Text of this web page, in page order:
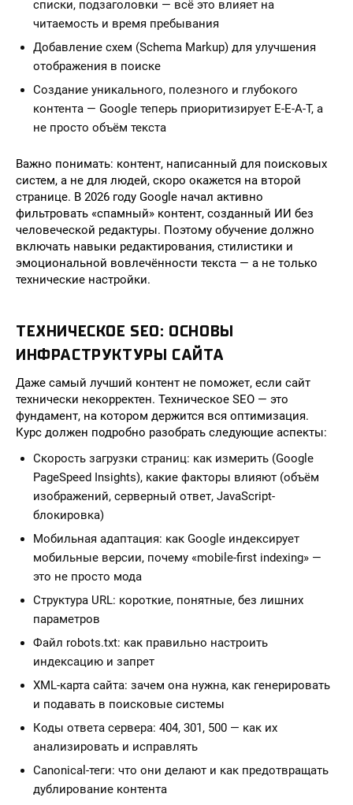
списки, подзаголовки — всё это влияет на
читаемость и время пребывания
Добавление схем (Schema Markup) для улучшения
отображения в поиске
Создание уникального, полезного и глубокого
контента — Google теперь приоритизирует E-E-A-T, а
не просто объём текста
Важно понимать: контент, написанный для поисковых
систем, а не для людей, скоро окажется на второй
странице. В 2026 году Google начал активно
фильтровать «спамный» контент, созданный ИИ без
человеческой редактуры. Поэтому обучение должно
включать навыки редактирования, стилистики и
эмоциональной вовлечённости текста — а не только
технические настройки.
ТЕХНИЧЕСКОЕ SEO: ОСНОВЫ
ИНФРАСТРУКТУРЫ САЙТА
Даже самый лучший контент не поможет, если сайт
технически некорректен. Техническое SEO — это
фундамент, на котором держится вся оптимизация.
Курс должен подробно разобрать следующие аспекты:
Скорость загрузки страниц: как измерить (Google
PageSpeed Insights), какие факторы влияют (объём
изображений, серверный ответ, JavaScript-
блокировка)
Мобильная адаптация: как Google индексирует
мобильные версии, почему «mobile-first indexing» —
это не просто мода
Структура URL: короткие, понятные, без лишних
параметров
Файл robots.txt: как правильно настроить
индексацию и запрет
XML-карта сайта: зачем она нужна, как генерировать
и подавать в поисковые системы
Коды ответа сервера: 404, 301, 500 — как их
анализировать и исправлять
Canonical-теги: что они делают и как предотвращать
дублирование контента